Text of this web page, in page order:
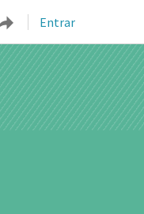
Entrar